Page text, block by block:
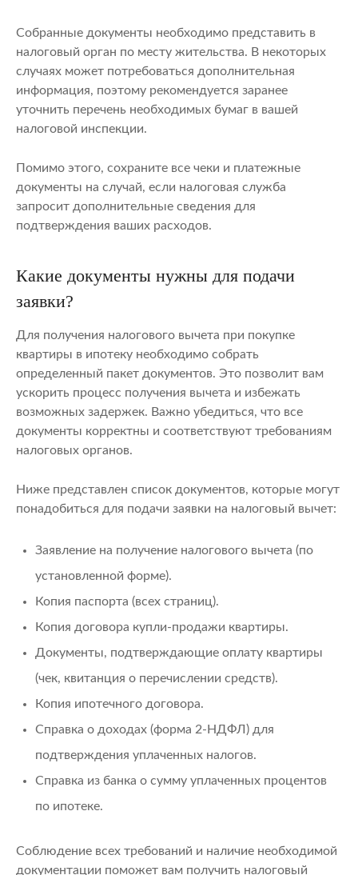
Собранные документы необходимо представить в
налоговый орган по месту жительства. В некоторых
случаях может потребоваться дополнительная
информация, поэтому рекомендуется заранее
уточнить перечень необходимых бумаг в вашей
налоговой инспекции.
Помимо этого, сохраните все чеки и платежные
документы на случай, если налоговая служба
запросит дополнительные сведения для
подтверждения ваших расходов.
Какие документы нужны для подачи
заявки?
Для получения налогового вычета при покупке
квартиры в ипотеку необходимо собрать
определенный пакет документов. Это позволит вам
ускорить процесс получения вычета и избежать
возможных задержек. Важно убедиться, что все
документы корректны и соответствуют требованиям
налоговых органов.
Ниже представлен список документов, которые могут
понадобиться для подачи заявки на налоговый вычет:
Заявление на получение налогового вычета (по
установленной форме).
Копия паспорта (всех страниц).
Копия договора купли-продажи квартиры.
Документы, подтверждающие оплату квартиры
(чек, квитанция о перечислении средств).
Копия ипотечного договора.
Справка о доходах (форма 2-НДФЛ) для
подтверждения уплаченных налогов.
Справка из банка о сумму уплаченных процентов
по ипотеке.
Соблюдение всех требований и наличие необходимой
документации поможет вам получить налоговый